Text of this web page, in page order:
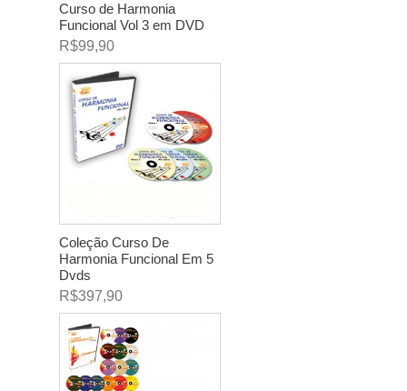
Curso de Harmonia
Funcional Vol 3 em DVD
R$99,90
Coleção Curso De
Harmonia Funcional Em 5
Dvds
R$397,90